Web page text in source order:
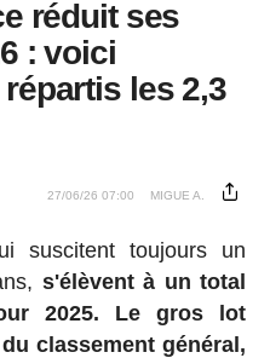
réduit ses
: voici
les 2,3
27/06/26 07:00 MIGUE A.
suscitent toujours un
s'élèvent à un total
2025.
Le gros lot
classement général,